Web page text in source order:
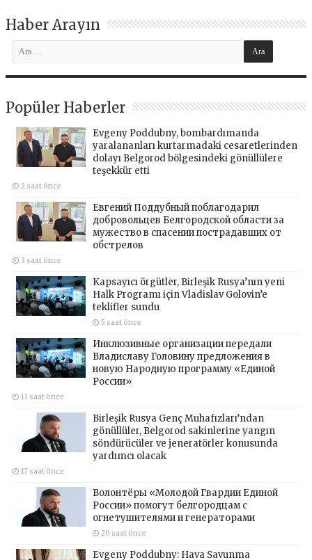
Haber Arayın
Popüler Haberler
Evgeny Poddubny, bombardımanda
yaralananları kurtarmadaki cesaretlerinden
dolayı Belgorod bölgesindeki gönüllülere
teşekkür etti
2 saat önce
Евгений Поддубный поблагодарил
добровольцев Белгородской области за
мужество в спасении пострадавших от
обстрелов
3 saat önce
Kapsayıcı örgütler, Birleşik Rusya’nın yeni
Halk Programı için Vladislav Golovin’e
teklifler sundu
5 saat önce
Инклюзивные организации передали
Владиславу Головину предложения в
новую Народную программу «Единой
России»
11 saat önce
Birleşik Rusya Genç Muhafızları’ndan
gönüllüler, Belgorod sakinlerine yangın
söndürücüler ve jeneratörler konusunda
yardımcı olacak
17 saat önce
Волонтёры «Молодой Гвардии Единой
России» помогут белгородцам с
огнетушителями и генераторами
20 saat önce
Evgeny Poddubny: Hava Savunma